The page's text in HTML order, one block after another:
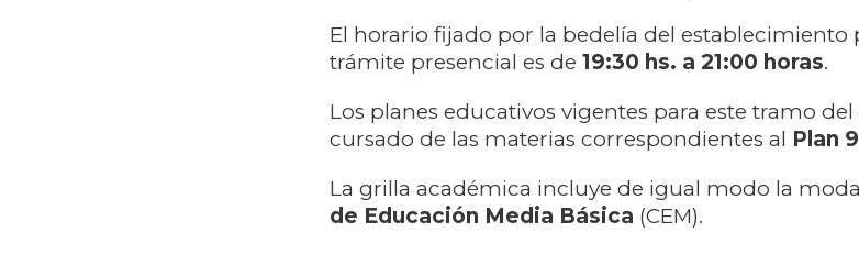
El horario fijado por la bedelía del establecimiento
trámite presencial es de 19:30 hs. a 21:00 horas.
Los planes educativos vigentes para este tramo
cursado de las materias correspondientes al Plan
La grilla académica incluye de igual modo la
de Educación Media Básica (CEM).